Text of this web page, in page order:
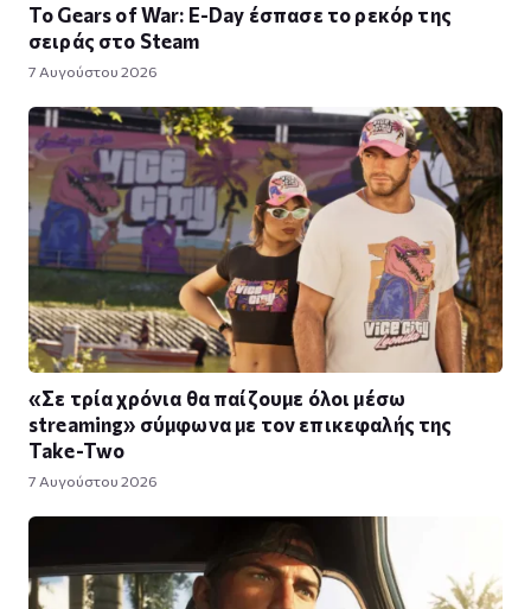
Το Gears of War: E-Day έσπασε το ρεκόρ της
σειράς στο Steam
7 Αυγούστου 2026
«Σε τρία χρόνια θα παίζουμε όλοι μέσω
streaming» σύμφωνα με τον επικεφαλής της
Take-Two
7 Αυγούστου 2026